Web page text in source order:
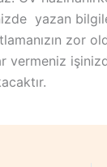
yazan
zor
vermeniz